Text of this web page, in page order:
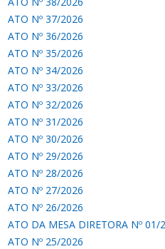
ATO Nº 37/2026
ATO Nº 36/2026
ATO Nº 35/2026
ATO Nº 34/2026
ATO Nº 33/2026
ATO Nº 32/2026
ATO Nº 31/2026
ATO Nº 30/2026
ATO Nº 29/2026
ATO Nº 28/2026
ATO Nº 27/2026
ATO Nº 26/2026
ATO DA MESA DIRETORA Nº 01/
ATO Nº 25/2026